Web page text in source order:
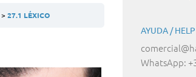
27.1 LÉXICO
AYUDA /
WhatsApp: